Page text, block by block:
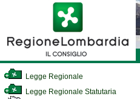
Legge Regionale
Legge Regionale Statutaria